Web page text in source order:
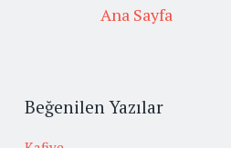
Ana Sayfa
Beğenilen Yazılar